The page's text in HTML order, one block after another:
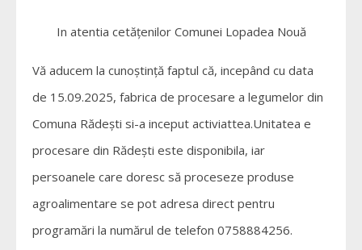
In atentia cetățenilor Comunei Lopadea Nouă
Vă aducem la cunoștință faptul că, incepând cu data
de 15.09.2025, fabrica de procesare a legumelor din
Comuna Rădești si-a inceput activiattea.Unitatea e
procesare din Rădești este disponibila, iar
persoanele care doresc să proceseze produse
agroalimentare se pot adresa direct pentru
programări la numărul de telefon 0758884256.